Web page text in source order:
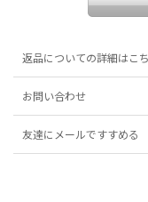
返品についての詳細はこ
お問い合わせ
友達にメールですすめる